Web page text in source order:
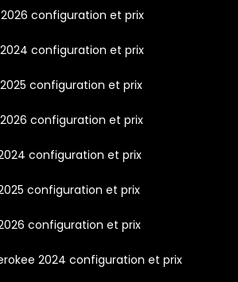
configuration et prix
configuration et prix
configuration et prix
configuration et prix
configuration et prix
configuration et prix
configuration et prix
2024 configuration et prix